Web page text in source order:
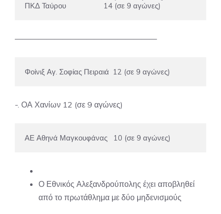
ΠΚΔ Ταύρου                   14 (σε 9 αγώνες)
——————————————————
Φοίνιξ Αγ. Σοφίας Πειραιά  12 (σε 9 αγώνες)
-. ΟΑ Χανίων 12 (σε 9 αγώνες)
ΑΕ Αθηνά Μαγκουφάνας   10 (σε 9 αγώνες)
Ο Εθνικός Αλεξανδρούπολης έχει αποβληθεί
από το πρωτάθλημα με δύο μηδενισμούς